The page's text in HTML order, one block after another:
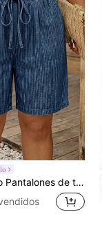
minimalistas azul profundo adecuados para el verano